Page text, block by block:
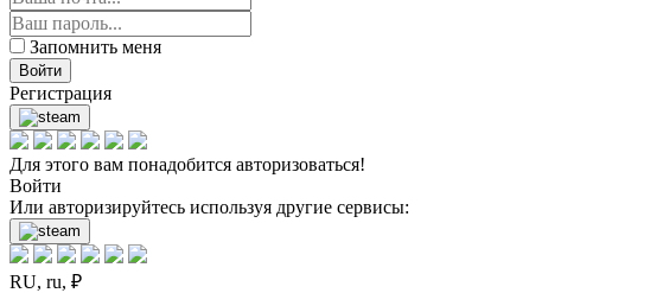
Запомнить меня
Войти
Регистрация
Для этого вам понадобится авторизоваться!
Войти
Или авторизируйтесь используя другие сервисы:
RU, ru, ₽